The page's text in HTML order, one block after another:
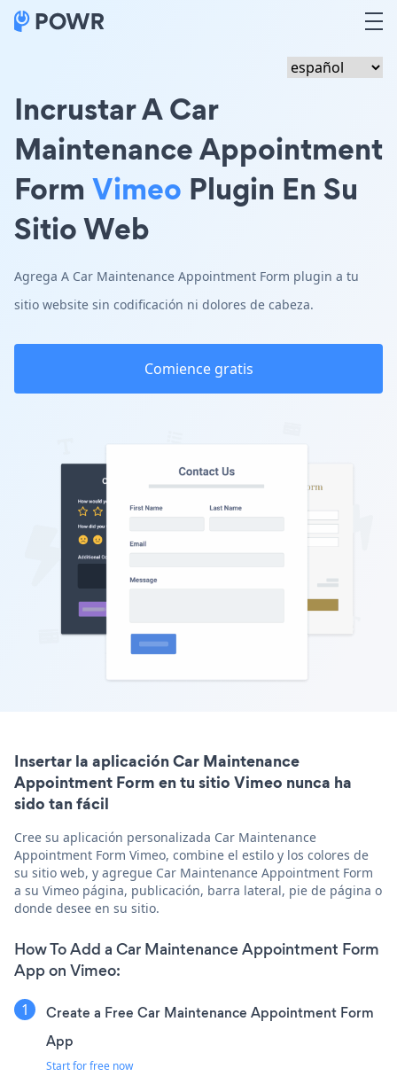
Incrustar A Car
Maintenance Appointment
Form Vimeo Plugin En Su
Sitio Web
Agrega A Car Maintenance Appointment Form plugin a tu
sitio website sin codificación ni dolores de cabeza.
Comience gratis
Insertar la aplicación Car Maintenance
Appointment Form en tu sitio Vimeo nunca ha
sido tan fácil
Cree su aplicación personalizada Car Maintenance
Appointment Form Vimeo, combine el estilo y los colores de
su sitio web, y agregue Car Maintenance Appointment Form
a su Vimeo página, publicación, barra lateral, pie de página o
donde desee en su sitio.
How To Add a Car Maintenance Appointment Form
App on Vimeo:
Create a Free Car Maintenance Appointment Form
App
Start for free now